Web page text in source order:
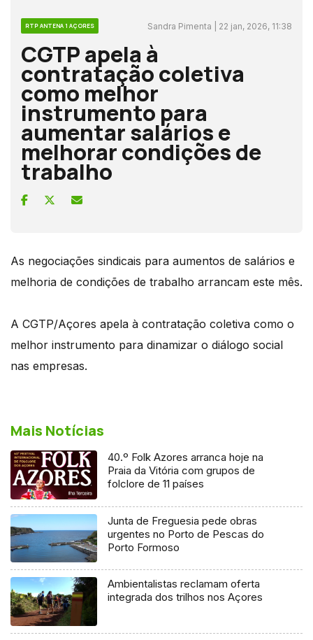
RTP ANTENA 1 AÇORES Sandra Pimenta | 22 jan, 2026, 11:38
CGTP apela à
contratação coletiva
como melhor
instrumento para
aumentar salários e
melhorar condições de
trabalho
As negociações sindicais para aumentos de salários e
melhoria de condições de trabalho arrancam este mês.
A CGTP/Açores apela à contratação coletiva como o
melhor instrumento para dinamizar o diálogo social
nas empresas.
Mais Notícias
40.º Folk Azores arranca hoje na
Praia da Vitória com grupos de
folclore de 11 países
Junta de Freguesia pede obras
urgentes no Porto de Pescas do
Porto Formoso
Ambientalistas reclamam oferta
integrada dos trilhos nos Açores